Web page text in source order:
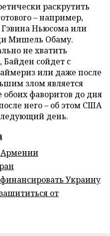
раскрутить
– например,
Ньюсома или
Мишель Обаму.
не хватить
сойдет с
или даже после
злом является
фаворитов до дня
него – об этом США
день.
Армении
Украину
от